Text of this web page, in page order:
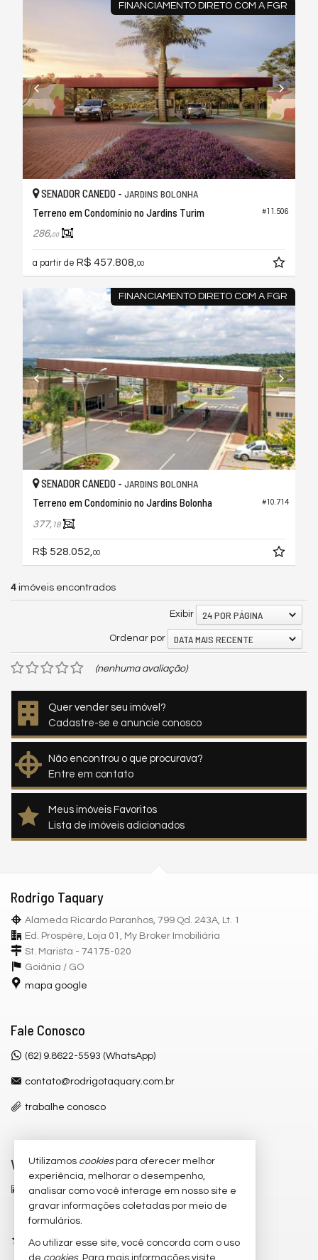
FINANCIAMENTO DIRETO COM A FGR
#11.506
SENADOR CANEDO - JARDINS BOLONHA
Terreno em Condomínio no Jardins Turim
286,00
a partir de R$ 457.808, 00
FINANCIAMENTO DIRETO COM A FGR
#10.714
SENADOR CANEDO - JARDINS BOLONHA
Terreno em Condomínio no Jardins Bolonha
377, 18
R$ 528.052,00
4 imóveis encontrados
Exibir 24 POR PÁGINA
Ordenar por DATA MAIS RECENTE
(nenhuma avaliação)
Quer vender seu imóvel?
Cadastre-se e anuncie conosco
Não encontrou o que procurava?
Entre em contato
Meus imóveis Favoritos
Lista de imóveis adicionados
Rodrigo Taquary
Alameda Ricardo Paranhos, 799 Qd. 243A, Lt. 1
Ed. Prospère, Loja 01, My Broker Imobiliária
St. Marista - 74175-020
Goiânia / GO
mapa google
Fale Conosco
(62) 9.8622-5593 (WhatsApp)
contato@rodrigotaquary.com.br
trabalhe conosco
Veja Mais
receba nosso newsletter
cadastre seu imóvel
imóveis favoritos
Utilizamos cookiespara oferecer melhor
experiência, melhorar o desempenho,
analisar como você interage em nosso site e
gravar informações coletadas por meio de
formulários.
Ao utilizar esse site, você concorda com o uso
de cookies. Para mais informações visite